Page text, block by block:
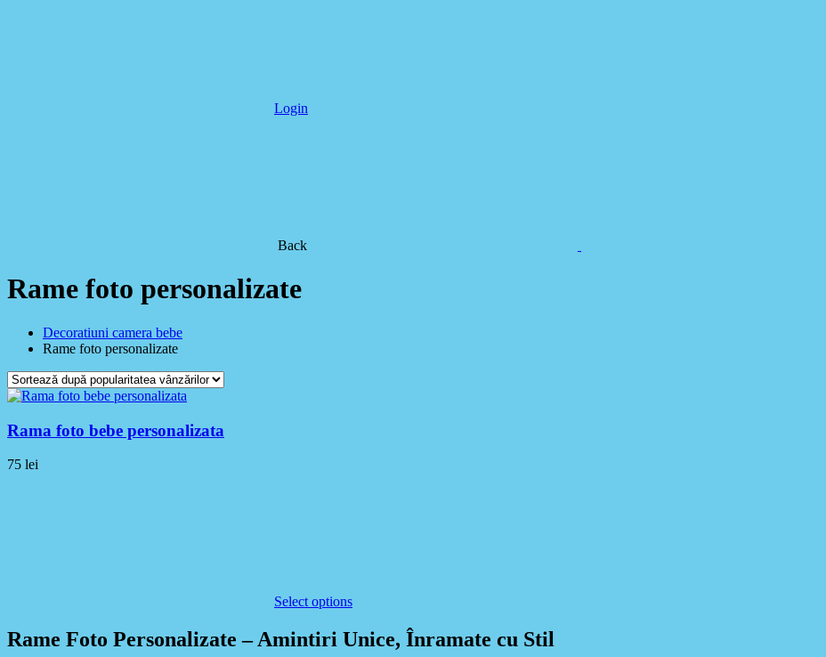
Login
Back
Rame foto personalizate
Decoratiuni camera bebe
Rame foto personalizate
Rama foto bebe personalizata
75 lei
Select options
Rame Foto Personalizate – Amintiri Unice, Înramate cu Stil